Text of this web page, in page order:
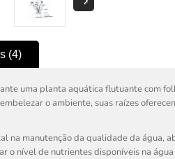
(4)
uma planta aquática flutuante com
o ambiente, suas raízes
na manutenção da qualidade da água,
o nível de nutrientes disponíveis na